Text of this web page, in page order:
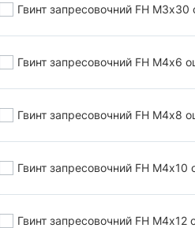
Гвинт запресовочний FH М3х30
Гвинт запресовочний FH М4х6
Гвинт запресовочний FH М4х8
Гвинт запресовочний FH М4х10
Гвинт запресовочний FH М4х12